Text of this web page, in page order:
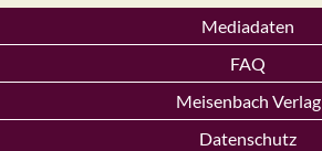
Mediadaten
FAQ
Meisenbach Verlag
Datenschutz